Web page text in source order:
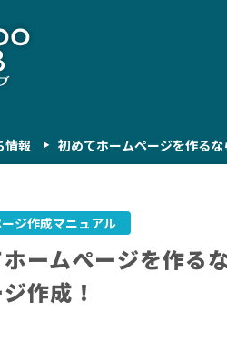
情報 初めてホームページを作る
ジ作成マニュアル
ームページを作る
作成！